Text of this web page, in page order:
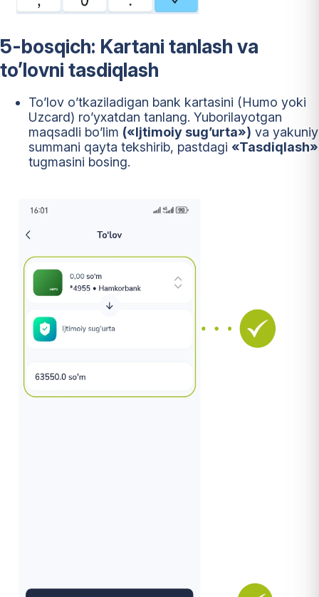
5-bosqich: Kartani tanlash va
to’lovni tasdiqlash
To’lov o’tkaziladigan bank kartasini (Humo yoki
Uzcard) ro’yxatdan tanlang. Yuborilayotgan
maqsadli bo’lim («Ijtimoiy sug’urta») va yakuniy
summani qayta tekshirib, pastdagi «Tasdiqlash»
tugmasini bosing.